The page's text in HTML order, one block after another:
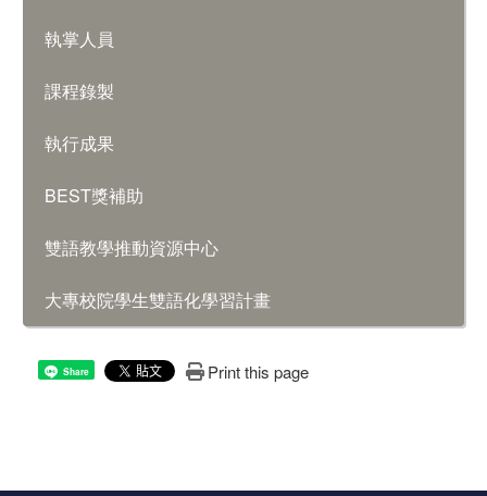
執掌人員
課程錄製
執行成果
BEST獎補助
雙語教學推動資源中心
大專校院學生雙語化學習計畫
Share Print this page